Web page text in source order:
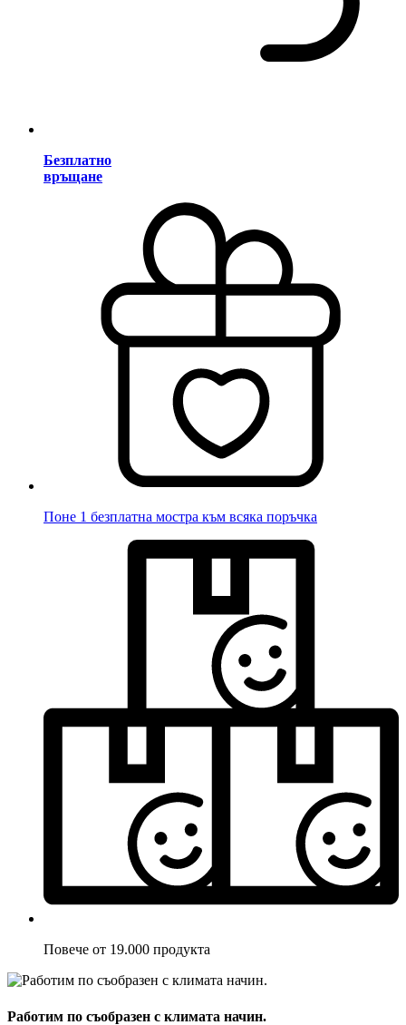
Безплатно
връщане
Поне 1 безплатна мостра към всяка поръчка
Повече от 19.000 продукта
Работим по съобразен с климата начин.